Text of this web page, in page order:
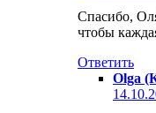
Спасибо,
чтобы
Ответить
Olga